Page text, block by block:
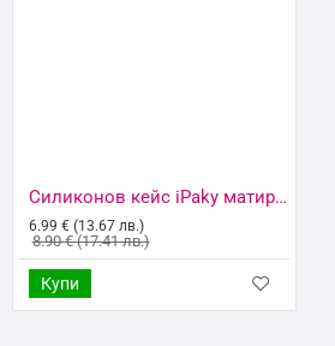
Силиконов кейс iPaky матиран, За Xiaomi Redmi 9C, Тъмносин
6.99 € (13.67 лв.)
8.90 € (17.41 лв.)
Купи